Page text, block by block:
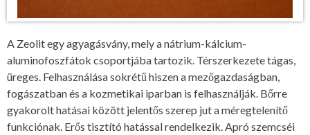
A Zeolit egy agyagásvány, mely a nátrium-kálcium-
aluminofoszfátok csoportjába tartozik. Térszerkezete tágas,
üreges. Felhasználása sokrétű hiszen a mezőgazdaságban,
fogászatban és a kozmetikai iparban is felhasználják. Bőrre
gyakorolt hatásai között jelentős szerep jut a méregtelenítő
funkciónak. Erős tisztító hatással rendelkezik. Apró szemcséi